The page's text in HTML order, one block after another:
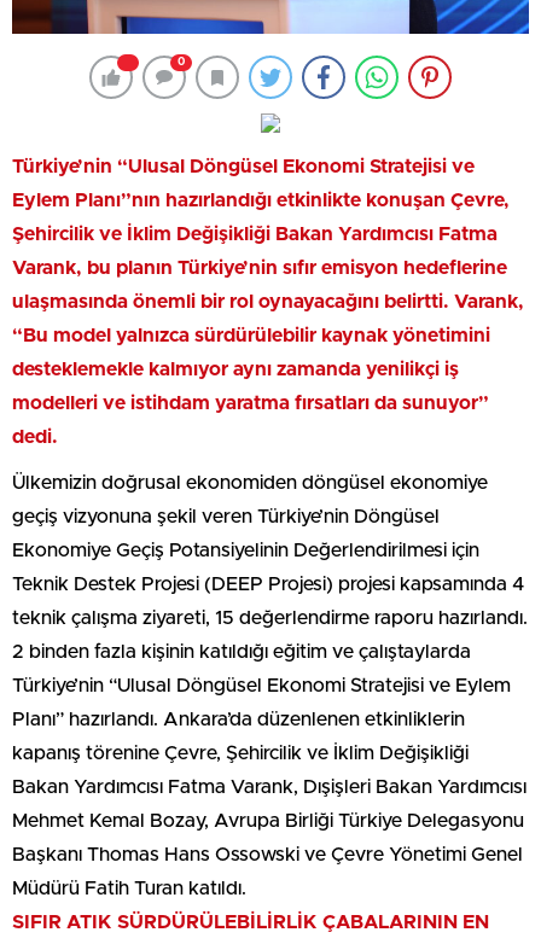
0
Türkiye’nin “Ulusal Döngüsel Ekonomi Stratejisi ve
Eylem Planı”nın hazırlandığı etkinlikte konuşan Çevre,
Şehircilik ve İklim Değişikliği Bakan Yardımcısı Fatma
Varank, bu planın Türkiye’nin sıfır emisyon hedeflerine
ulaşmasında önemli bir rol oynayacağını belirtti. Varank,
“Bu model yalnızca sürdürülebilir kaynak yönetimini
desteklemekle kalmıyor aynı zamanda yenilikçi iş
modelleri ve istihdam yaratma fırsatları da sunuyor”
dedi.
Ülkemizin doğrusal ekonomiden döngüsel ekonomiye
geçiş vizyonuna şekil veren Türkiye’nin Döngüsel
Ekonomiye Geçiş Potansiyelinin Değerlendirilmesi için
Teknik Destek Projesi (DEEP Projesi) projesi kapsamında 4
teknik çalışma ziyareti, 15 değerlendirme raporu hazırlandı.
2 binden fazla kişinin katıldığı eğitim ve çalıştaylarda
Türkiye’nin “Ulusal Döngüsel Ekonomi Stratejisi ve Eylem
Planı” hazırlandı. Ankara’da düzenlenen etkinliklerin
kapanış törenine Çevre, Şehircilik ve İklim Değişikliği
Bakan Yardımcısı Fatma Varank, Dışişleri Bakan Yardımcısı
Mehmet Kemal Bozay, Avrupa Birliği Türkiye Delegasyonu
Başkanı Thomas Hans Ossowski ve Çevre Yönetimi Genel
Müdürü Fatih Turan katıldı.
SIFIR ATIK SÜRDÜRÜLEBİLİRLİK ÇABALARININ EN